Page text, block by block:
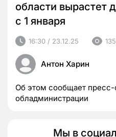
области вырастет
с 1 января
16:30 / 23.12.25
Антон Харин
Об этом сообщает
обладминистрации
Мы в